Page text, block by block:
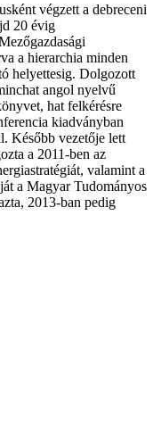
végzett a debreceni
20 évig
a hierarchia minden
helyettesig. Dolgozott
angol nyelvű
hat felkérésre
kiadványban
Később vezetője lett
a 2011-ben az
valamint a
a Magyar Tudományos
2013-ban pedig